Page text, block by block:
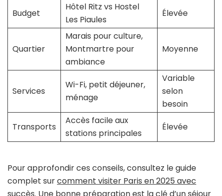
Budget
Hôtel Ritz vs Hostel
Les Piaules
Élevée
Quartier
Marais pour culture,
Montmartre pour
ambiance
Moyenne
Services
Wi-Fi, petit déjeuner,
ménage
Variable
selon
besoin
Transports
Accès facile aux
stations principales
Élevée
Pour approfondir ces conseils, consultez le guide
complet surcomment visiter Paris en 2025 avec